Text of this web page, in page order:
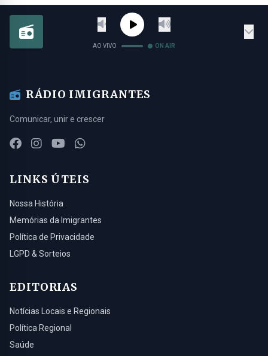
AO VIVO ON AIR
RÁDIO IMIGRANTES
Comunicar, unir e crescer
LINKS ÚTEIS
Nossa História
Memórias da Imigrantes
Política de Privacidade
LGPD & Sorteios
EDITORIAS
Notícias Locais e Regionais
Política Regional
Saúde